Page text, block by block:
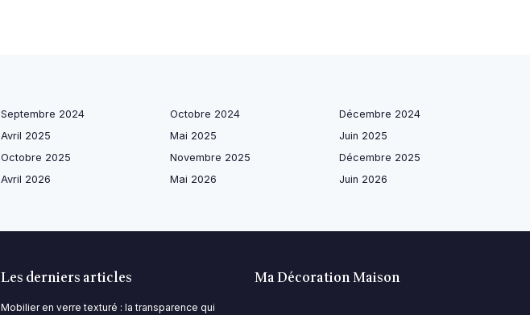
Septembre 2024 Octobre 2024
Décembre 2024
Avril 2025 Mai 2025
Juin 2025
Octobre 2025 Novembre 2025
Décembre 2025
Avril 2026 Mai 2026
Juin 2026
Les derniers articles
Mobilier en verre texturé : la transparence qui
Ma Décoration Maison